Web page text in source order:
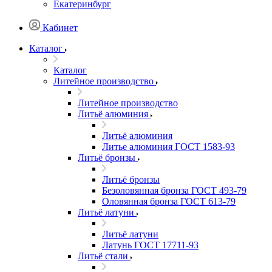
Екатеринбург
Кабинет
Каталог
Каталог
Литейное производство
Литейное производство
Литьё алюминия
Литьё алюминия
Литье алюминия ГОСТ 1583-93
Литьё бронзы
Литьё бронзы
Безоловянная бронза ГОСТ 493-79
Оловянная бронза ГОСТ 613-79
Литьё латуни
Литьё латуни
Латунь ГОСТ 17711-93
Литьё стали